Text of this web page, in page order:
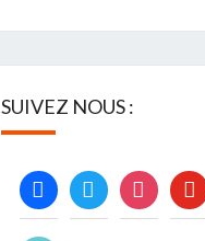
SUIVEZ NOUS :
facebooktwitterinstagram